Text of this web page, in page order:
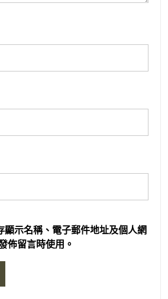
顯示名稱、電子郵件地址及個人網
佈留言時使用。